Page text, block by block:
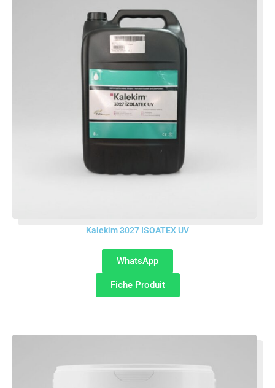
Kalekim 3027 ISOATEX UV
WhatsApp
Fiche Produit